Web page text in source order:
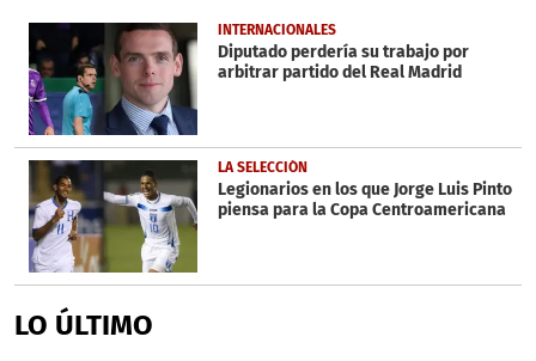
1
minute,
57
seconds
INTERNACIONALES
Diputado perdería su trabajo por
arbitrar partido del Real Madrid
LA SELECCIÓN
Legionarios en los que Jorge Luis Pinto
piensa para la Copa Centroamericana
LO ÚLTIMO